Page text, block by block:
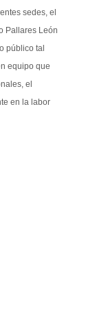
sedes, el
Pallares León
público tal
equipo que
el
en la labor